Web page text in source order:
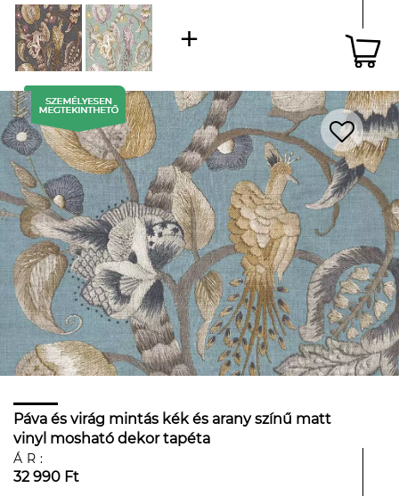
Páva és virág mintás kék és arany színű matt
vinyl mosható dekor tapéta
ÁR:
32 990 Ft